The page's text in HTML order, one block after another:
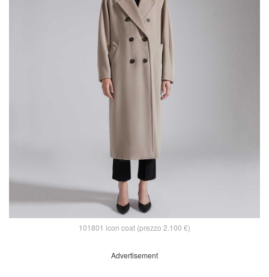
101801 icon coat (prezzo 2.100 €)
Advertisement